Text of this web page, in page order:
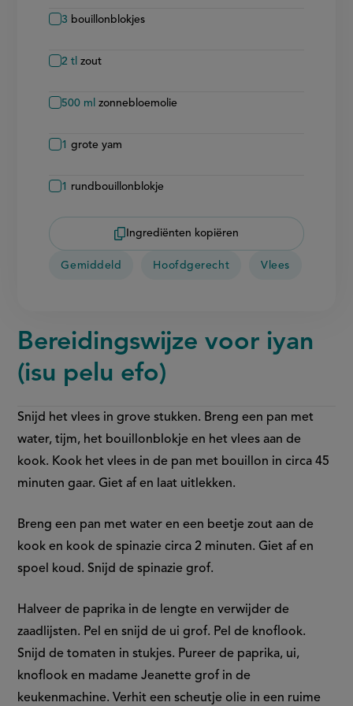
3 bouillonblokjes
2 tl zout
500 ml zonnebloemolie
1 grote yam
1 rundbouillonblokje
Ingrediënten kopiëren
Gemiddeld Hoofdgerecht Vlees
Bereidingswijze voor iyan
(isu pelu efo)
Snijd het vlees in grove stukken. Breng een pan met
water, tijm, het bouillonblokje en het vlees aan de
kook. Kook het vlees in de pan met bouillon in circa 45
minuten gaar. Giet af en laat uitlekken.
Breng een pan met water en een beetje zout aan de
kook en kook de spinazie circa 2 minuten. Giet af en
spoel koud. Snijd de spinazie grof.
Halveer de paprika in de lengte en verwijder de
zaadlijsten. Pel en snijd de ui grof. Pel de knoflook.
Snijd de tomaten in stukjes. Pureer de paprika, ui,
knoflook en madame Jeanette grof in de
keukenmachine. Verhit een scheutje olie in een ruime